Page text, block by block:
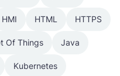
HMI HTML HTTPS
Of Things Java
Kubernetes